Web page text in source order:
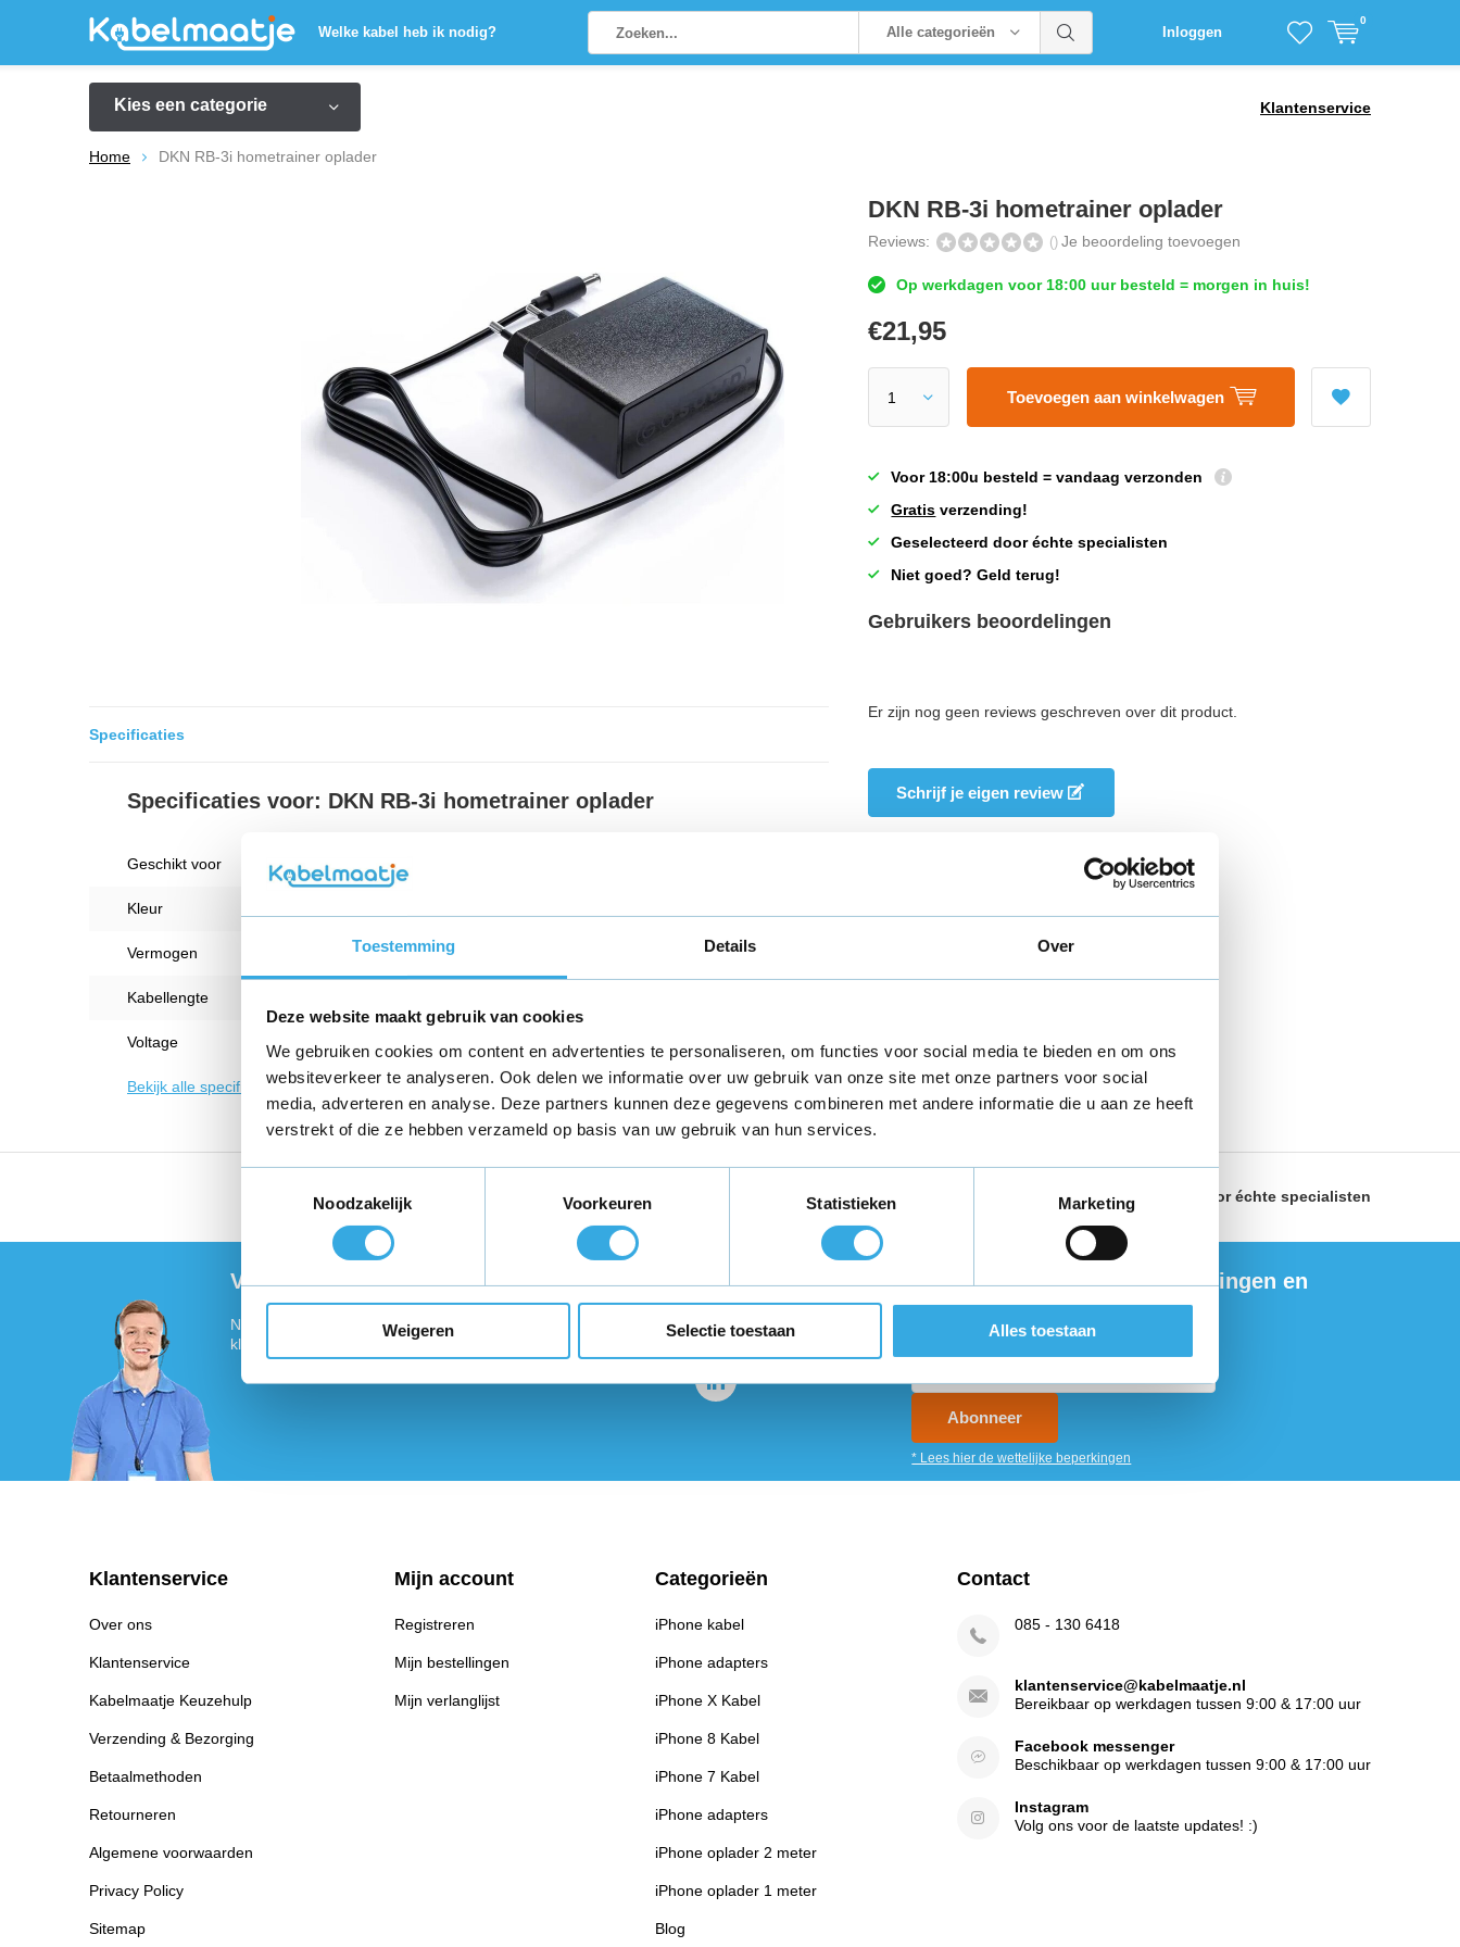
Toestemming Details Over
Deze website maakt gebruik van cookies
We gebruiken cookies om content en advertenties te personaliseren, om functies voor social media te bieden en om ons
websiteverkeer te analyseren. Ook delen we informatie over uw gebruik van onze site met onze partners voor social
media, adverteren en analyse. Deze partners kunnen deze gegevens combineren met andere informatie die u aan ze heeft
verstrekt of die ze hebben verzameld op basis van uw gebruik van hun services.
Noodzakelijk
Voorkeuren Statistieken Marketing
Weigeren Selectie toestaan Alles toestaan
Welke kabel heb ik nodig? Alle categorieën Inloggen
0
Kies een categorie Klantenservice
Home DKN RB-3i hometrainer oplader
Specificaties
Specificaties voor: DKN RB-3i hometrainer oplader
Geschikt voor
Kleur
Vermogen 18 W
Kabellengte
Voltage
Bekijk alle specificaties
DKN RB-3i hometrainer oplader
Reviews: () Je beoordeling toevoegen
Op werkdagen voor 18:00 uur besteld = morgen in huis!
€21,95
Toevoegen aan winkelwagen
Voor 18:00u besteld = vandaag verzonden
Gratis verzending!
Geselecteerd door échte specialisten
Niet goed? Geld terug!
Gebruikers beoordelingen
Er zijn nog geen reviews geschreven over dit product.
Schrijf je eigen review
Vandaag voor 18:00 besteld, morgen in huis Gratis verzending binnen Nederland Geselecteerd dooréchte specialisten
Vragen of meer informatie?
Neem contact met ons op! Onze klantenservice staat voor je
klaar :)
Volg ons
Ontvang de nieuwste aanbiedingen en
promoties
Abonneer
* Lees hier de wettelijke beperkingen
Klantenservice
Over ons
Klantenservice
Kabelmaatje Keuzehulp
Verzending & Bezorging
Betaalmethoden
Retourneren
Algemene voorwaarden
Privacy Policy
Sitemap
Mijn account
Registreren
Mijn bestellingen
Mijn verlanglijst
Categorieën
iPhone kabel
iPhone adapters
iPhone X Kabel
iPhone 8 Kabel
iPhone 7 Kabel
iPhone adapters
iPhone oplader 2 meter
iPhone oplader 1 meter
Blog
Contact
085 - 130 6418
klantenservice@kabelmaatje.nl
Bereikbaar op werkdagen tussen 9:00 & 17:00 uur
Facebook messenger
Beschikbaar op werkdagen tussen 9:00 & 17:00 uur
Instagram
Volg ons voor de laatste updates! :)